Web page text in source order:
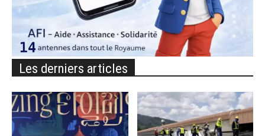
Les derniers articles